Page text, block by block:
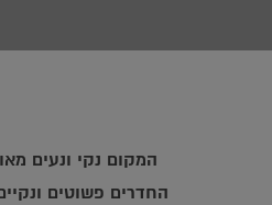
המקום נקי ונעים
החדרים פשוטים